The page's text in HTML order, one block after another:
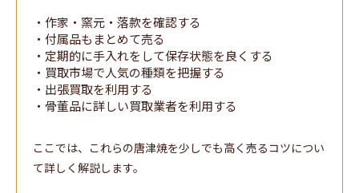
・作家・窯元・落款を確認する
・付属品もまとめて売る
・定期的に手入れをして保存状態を良くする
・買取市場で人気の種類を把握する
・出張買取を利用する
・骨董品に詳しい買取業者を利用する
ここでは、これらの唐津焼を少しでも高く売るコツについ
て詳しく解説します。